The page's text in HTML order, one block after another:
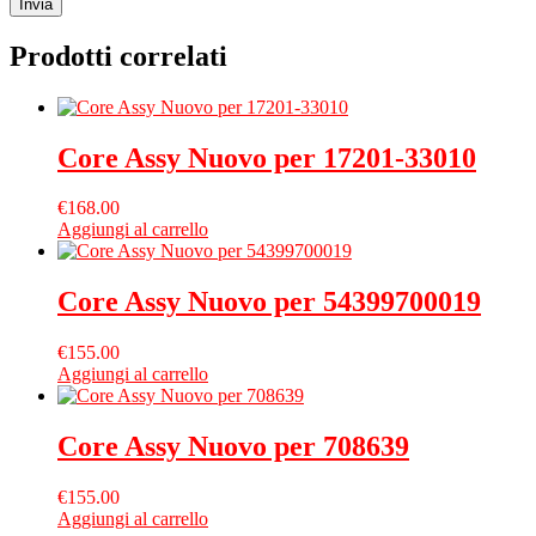
Prodotti correlati
Core Assy Nuovo per 17201-33010
€168.00
Aggiungi al carrello
Core Assy Nuovo per 54399700019
€155.00
Aggiungi al carrello
Core Assy Nuovo per 708639
€155.00
Aggiungi al carrello